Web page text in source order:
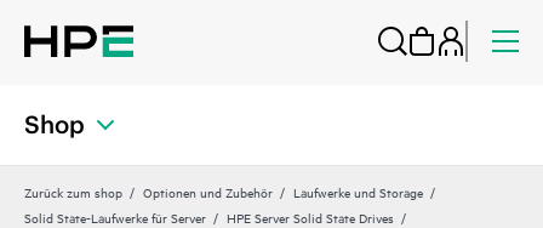
Shop
Zurück zum shop Optionen und Zubehör
Laufwerke und Storage
Solid State-Laufwerke für Server
HPE Server Solid State Drives